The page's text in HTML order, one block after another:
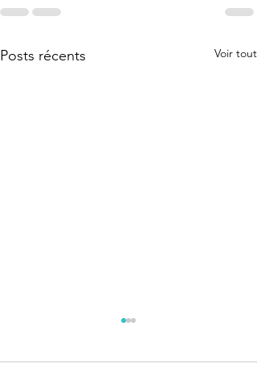
Posts récents Voir tout